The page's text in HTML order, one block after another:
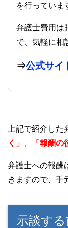
を行っていま
弁護士費用は
で、気軽に相
⇒公式サイ
上記で紹介し
く」
「報酬の
弁護士への報酬
きますので、手
示談す